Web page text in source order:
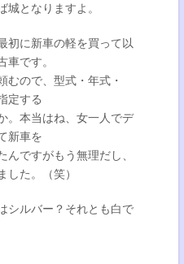
城となりますよ。
初に新車の軽を買って以
車です。
むので、型式・年式・
定する
。本当はね、女一人でデ
新車を
んですがもう無理だし、
した。（笑）
シルバー？それとも白で